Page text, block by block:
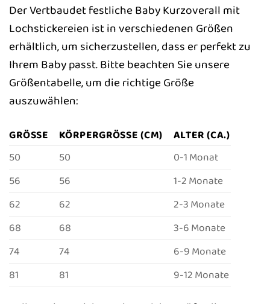
Der Vertbaudet festliche Baby Kurzoverall mit
Lochstickereien ist in verschiedenen Größen
erhältlich, um sicherzustellen, dass er perfekt zu
Ihrem Baby passt. Bitte beachten Sie unsere
Größentabelle, um die richtige Größe
auszuwählen:
GRÖSSE KÖRPERGRÖSSE (CM)
ALTER (CA.)
50
50
0-1 Monat
56
56
1-2 Monate
62
62
2-3 Monate
68
68
3-6 Monate
74
74
6-9 Monate
81
81 9-12 Monate